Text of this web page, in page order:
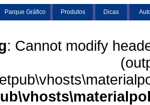
Parque Gráfico Produtos Dicas
: Cannot modify